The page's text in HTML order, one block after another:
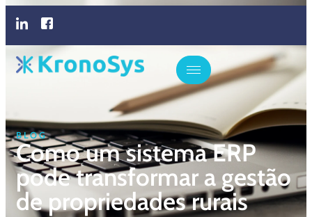
BLOG
Como um sistema ERP
pode transformar a gestão
de propriedades rurais